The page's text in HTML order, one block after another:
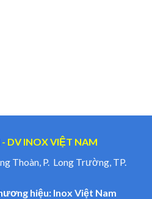
DV INOX VIỆT NAM
Thoàn, P. Long Trường, TP.
hiệu: Inox Việt Nam